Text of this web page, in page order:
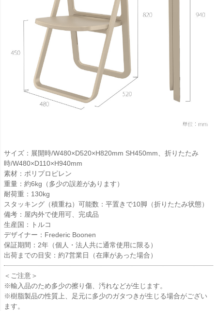
サイズ：展開時/W480×D520×H820mm SH450mm、折りたたみ
時/W480×D110×H940mm
素材：ポリプロピレン
重量：約6kg（多少の誤差があります）
耐荷重：130kg
スタッキング（積重ね）可能数：平置きで10脚（折りたたみ状態）
備考：屋内外で使用可、完成品
生産国：トルコ
デザイナー：Frederic Boonen
保証期間：2年（個人・法人共に通常使用に限る）
出荷までの目安：約7営業日（在庫があった場合）
＜ご注意＞
※輸入品のため多少の擦り傷、汚れなどが生じます。
※樹脂製品の性質上、足元に多少のガタつきが生じる場合がござい
ます。